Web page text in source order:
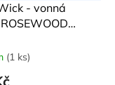
- vonná
(1 ks)